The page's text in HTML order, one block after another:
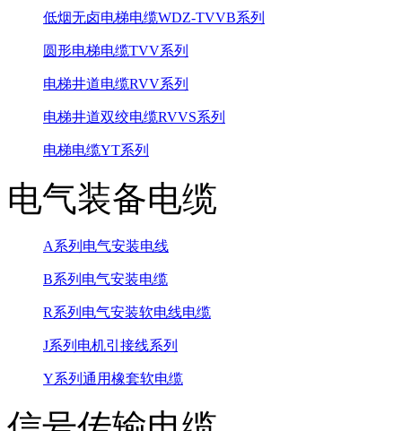
低烟无卤电梯电缆WDZ-TVVB系列
圆形电梯电缆TVV系列
电梯井道电缆RVV系列
电梯井道双绞电缆RVVS系列
电梯电缆YT系列
电气装备电缆
A系列电气安装电线
B系列电气安装电缆
R系列电气安装软电线电缆
J系列电机引接线系列
Y系列通用橡套软电缆